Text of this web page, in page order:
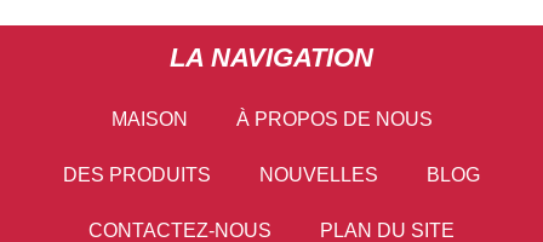
LA NAVIGATION
MAISON À PROPOS DE NOUS
DES PRODUITS NOUVELLES BLOG
CONTACTEZ-NOUS PLAN DU SITE